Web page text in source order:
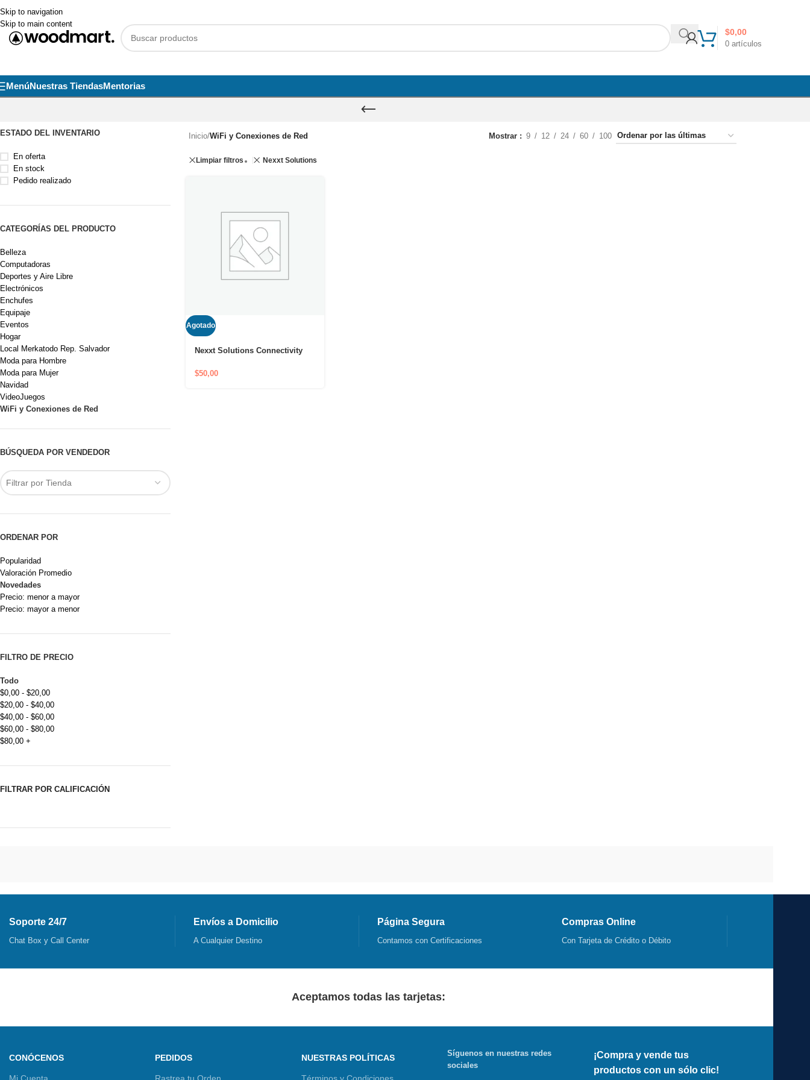
Skip to navigation
Skip to main content
0artículos
$0,00
MenúNuestras TiendasMentorias
ESTADO DEL INVENTARIO
En oferta
En stock
Pedido realizado
CATEGORÍAS DEL PRODUCTO
Belleza
Computadoras
Deportes y Aire Libre
Electrónicos
Enchufes
Equipaje
Eventos
Hogar
Local Merkatodo Rep. Salvador
Moda para Hombre
Moda para Mujer
Navidad
VideoJuegos
WiFi y Conexiones de Red
BÚSQUEDA POR VENDEDOR
Filtrar por Tienda
ORDENAR POR
Popularidad
Valoración Promedio
Novedades
Precio: menor a mayor
Precio: mayor a menor
FILTRO DE PRECIO
Todo
$0,00 - $20,00
$20,00 - $40,00
$40,00 - $60,00
$60,00 - $80,00
$80,00 +
FILTRAR POR CALIFICACIÓN
Inicio/WiFi y Conexiones de Red Mostrar 9 12 24 60 100
Limpiar filtros Nexxt Solutions
Agotado
Nexxt Solutions Connectivity
3600AC USADO
$50,00
Soporte 24/7
Chat Box y Call Center
Envíos a Domicilio
A Cualquier Destino
Página Segura
Contamos con Certificaciones
Compras Online
Con Tarjeta de Crédito o Débito
Aceptamos todas las tarjetas:
CONÓCENOS PEDIDOS NUESTRAS POLÍTICAS
Síguenos en nuestras redes
sociales
¡Compra y vende tus
productos con un sólo clic!